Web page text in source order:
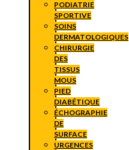
PODIATRIE
SPORTIVE
SOINS
DERMATOLOGIQUES
CHIRURGIE
DES
TISSUS
MOUS
PIED
DIABÉTIQUE
ÉCHOGRAPHIE
DE
SURFACE
URGENCES